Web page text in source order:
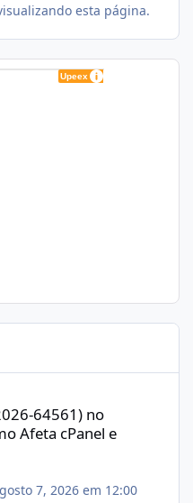
esta página.
Como Afeta cPanel
64561) no
Afeta cPanel e
7, 2026 em 12:00